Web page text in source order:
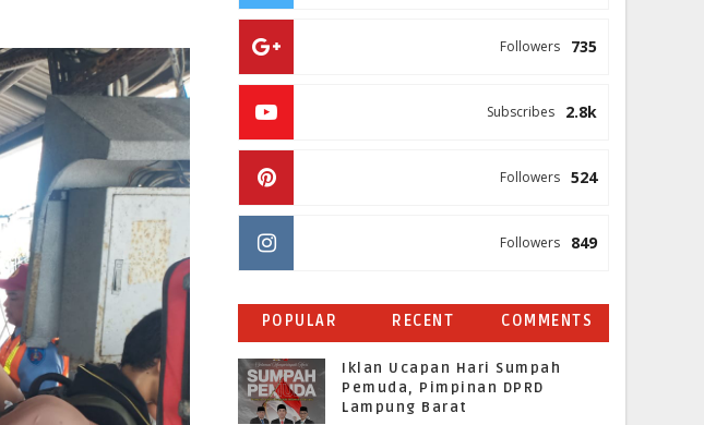
735
Followers
2.8k
Subscribes
524
Followers
849
Followers
POPULAR RECENT COMMENTS
Iklan Ucapan Hari Sumpah
Pemuda, Pimpinan DPRD
Lampung Barat